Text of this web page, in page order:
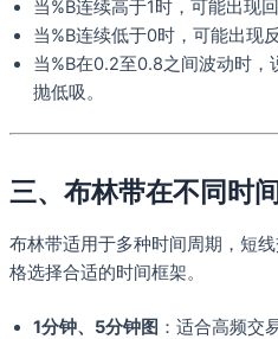
当%B连续高于1时，可能出现
当%B连续低于0时，可能出现
当%B在0.2至0.8之间波动时
抛低吸。
三、布林带在不同时
布林带适用于多种时间周期，短
格选择合适的时间框架。
1分钟、5分钟图 ：适合高频交